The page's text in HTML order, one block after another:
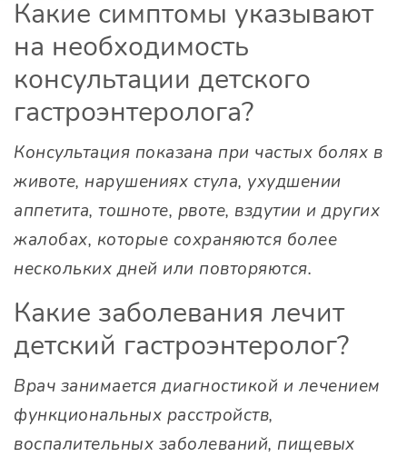
Какие симптомы указывают
на необходимость
консультации детского
гастроэнтеролога?
Консультация показана при частых болях в
животе, нарушениях стула, ухудшении
аппетита, тошноте, рвоте, вздутии и других
жалобах, которые сохраняются более
нескольких дней или повторяются.
Какие заболевания лечит
детский гастроэнтеролог?
Врач занимается диагностикой и лечением
функциональных расстройств,
воспалительных заболеваний, пищевых